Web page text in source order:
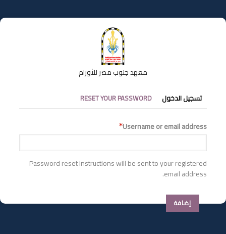
إلى
المحتوى
معهد جنوب مصر للأورام
التبويبات
الأساسية
تسجيل الدخول RESET YOUR PASSWORD
Username or email address
Password reset instructions will be sent to your registered
email address.